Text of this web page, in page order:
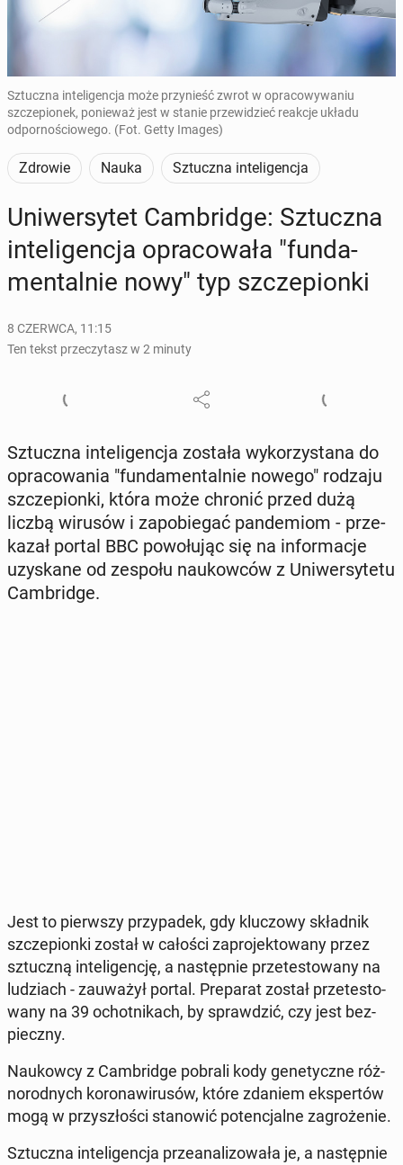
Sztuczna inteligencja może przynieść zwrot w opracowywaniu
szczepionek, ponieważ jest w stanie przewidzieć reakcje układu
odpornościowego. (Fot. Getty Images)
Zdrowie Nauka Sztuczna inteligencja
Uni­wer­sy­tet Cam­brid­ge: Sztucz­na
in­te­li­gen­cja opra­co­wa­ła "fun­da­
men­tal­nie nowy" typ szcze­pion­ki
8 CZERWCA, 11:15
Ten tekst przeczytasz w 2 minuty
Sztucz­na in­te­li­gen­cja została wy­ko­rzy­sta­na do
opra­co­wa­nia "fun­da­men­tal­nie nowego" rodzaju
szcze­pion­ki, która może chronić przed dużą
liczbą wirusów i za­po­bie­gać pan­de­miom - prze­
ka­zał portal BBC po­wo­łu­jąc się na in­for­ma­cje
uzy­ska­ne od zespołu na­ukow­ców z Uni­wer­sy­te­tu
Cam­brid­ge.
Jest to pierw­szy przy­pa­dek, gdy klu­czo­wy skład­nik
szcze­pion­ki został w całości za­pro­jek­to­wa­ny przez
sztucz­ną in­te­li­gen­cję, a na­stęp­nie prze­te­sto­wa­ny na
lu­dziach - za­uwa­żył portal. Pre­pa­rat został prze­te­sto­
wa­ny na 39 ochot­ni­kach, by spraw­dzić, czy jest bez­
piecz­ny.
Na­ukow­cy z Cam­brid­ge pobrali kody ge­ne­tycz­ne róż­
no­rod­nych ko­ro­na­wi­ru­sów, które zdaniem eks­per­tów
mogą w przy­szło­ści sta­no­wić po­ten­cjal­ne za­gro­że­nie.
Sztucz­na in­te­li­gen­cja prze­ana­li­zo­wa­ła je, a na­stęp­nie